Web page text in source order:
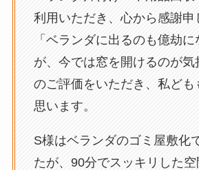
利用いただき、心から感謝申
「ベランダに出るのも億劫
が、今では窓を開けるのが気
のご評価をいただき、私ども
思います。
S様はベランダのゴミ屋敷化
たが、90分でスッキリした